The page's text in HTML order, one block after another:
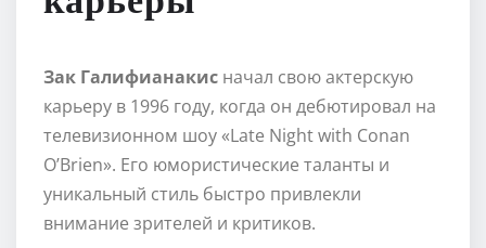
Зак Галифианакис начал свою актерскую
карьеру в 1996 году, когда он дебютировал на
телевизионном шоу «Late Night with Conan
O’Brien». Его юмористические таланты и
уникальный стиль быстро привлекли
внимание зрителей и критиков.